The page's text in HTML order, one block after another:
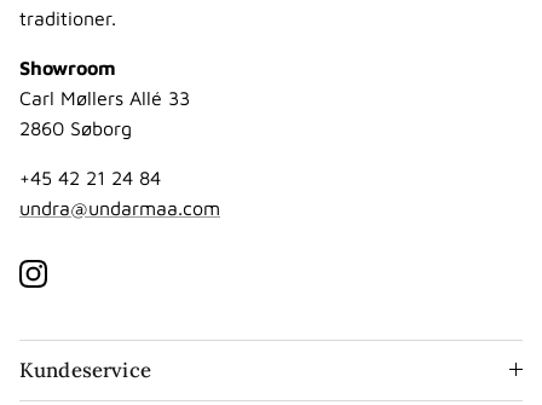
traditioner.
Showroom
Carl Møllers Allé 33
2860 Søborg
+45 42 21 24 84
undra@undarmaa.com
Instagram
Kundeservice